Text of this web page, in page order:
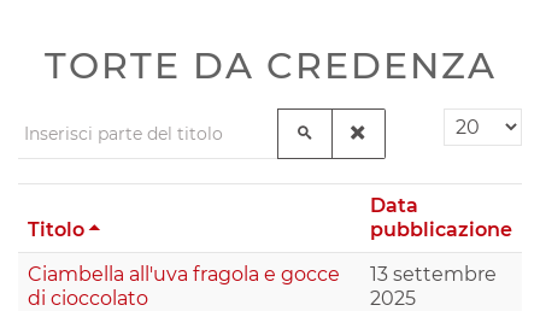
TORTE DA CREDENZA
Inserisci parte del titolo
Titolo
Data
pubblicazione
Ciambella all'uva fragola e gocce
di cioccolato
13 settembre
2025